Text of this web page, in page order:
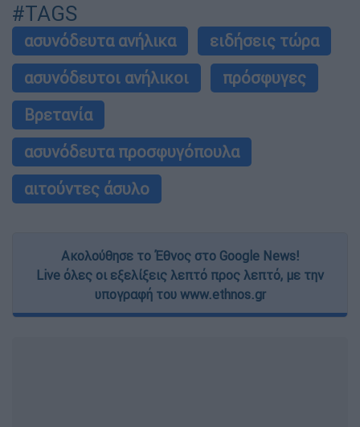
#TAGS
ασυνόδευτα ανήλικα
ειδήσεις τώρα
ασυνόδευτοι ανήλικοι
πρόσφυγες
Βρετανία
ασυνόδευτα προσφυγόπουλα
αιτούντες άσυλο
Ακολούθησε το Έθνος στο Google News!
Live όλες οι εξελίξεις λεπτό προς λεπτό, με την
υπογραφή του www.ethnos.gr